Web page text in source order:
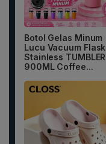
Botol Gelas Minum
Lucu Vacuum Flask
Stainless TUMBLER
900ML Coffee...